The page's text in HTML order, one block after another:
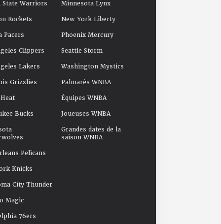
State Warriors
Rockets
Pacers
Clippers
Lakers
Grizzlies
Bucks
Pelicans
Knicks
City Thunder
Magic
76ers
Minnesota Lynx
New York Liberty
Phoenix Mercury
Seattle Storm
Washington Mystics
Palmarès WNBA
Équipes WNBA
Joueuses WNBA
Grandes dates de la
saison WNBA